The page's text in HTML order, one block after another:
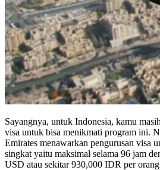
Sayangnya, untuk Indonesia, kamu
visa untuk bisa menikmati program ini.
Emirates menawarkan pengurusan visa
singkat yaitu maksimal selama 96 jam
USD atau sekitar 930,000 IDR per